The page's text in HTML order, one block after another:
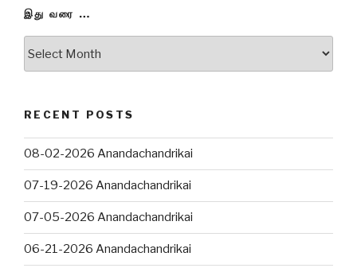
இது வரை …
RECENT POSTS
08-02-2026 Anandachandrikai
07-19-2026 Anandachandrikai
07-05-2026 Anandachandrikai
06-21-2026 Anandachandrikai